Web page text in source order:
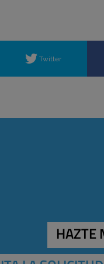
Twitter
HAZTE